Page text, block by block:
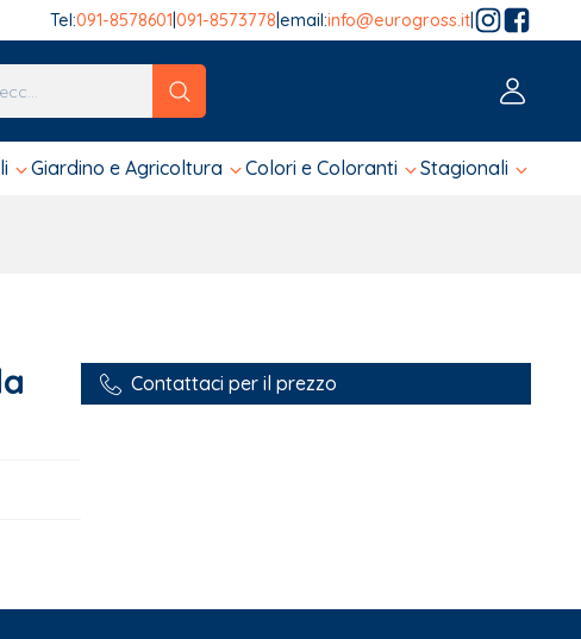
Tel:091-8578601 091-8573778 email:info@eurogross.it
Giardino e Agricoltura Colori e Coloranti Stagionali
Contattaci per il prezzo